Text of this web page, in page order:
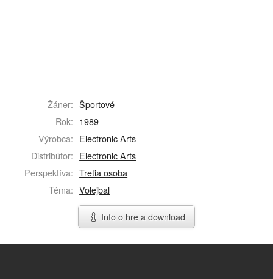
Žáner: Športové
Rok: 1989
Výrobca: Electronic Arts
Distribútor: Electronic Arts
Perspektíva: Tretia osoba
Téma: Volejbal
Info o hre a download